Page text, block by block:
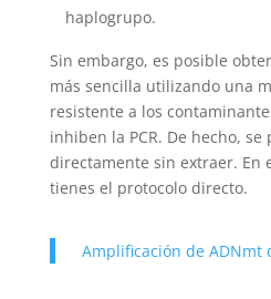
haplogrupo.
Sin embargo, es posible
más sencilla utilizando una
resistente a los
inhiben la PCR. De hecho,
directamente sin extraer. En
tienes el protocolo directo.
Amplificación de ADNmt